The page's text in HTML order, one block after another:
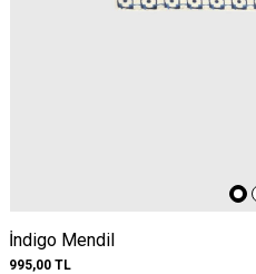
İndigo Mendil
995,00 TL